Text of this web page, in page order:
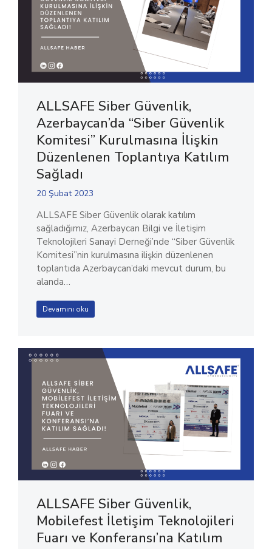
ALLSAFE Siber Güvenlik,
Azerbaycan’da “Siber Güvenlik
Komitesi” Kurulmasına İlişkin
Düzenlenen Toplantıya Katılım
Sağladı
20 Şubat 2023
ALLSAFE Siber Güvenlik olarak katılım
sağladığımız, Azerbaycan Bilgi ve İletişim
Teknolojileri Sanayi Derneği’nde “Siber Güvenlik
Komitesi”nin kurulmasına ilişkin düzenlenen
toplantıda Azerbaycan’daki mevcut durum, bu
alanda…
Devamını oku
ALLSAFE Siber Güvenlik,
Mobilefest İletişim Teknolojileri
Fuarı ve Konferansı’na Katılım